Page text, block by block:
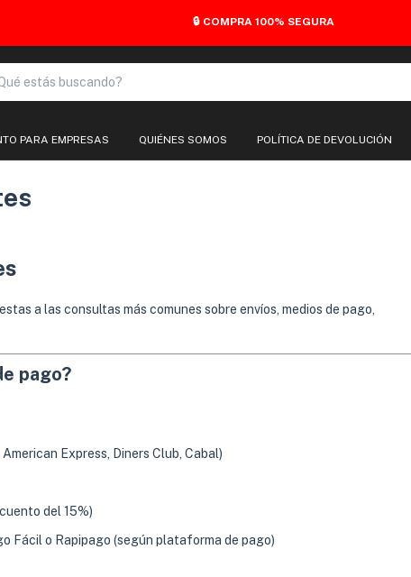
🔒 COMPRA 100% SEGURA
PARA EMPRESAS QUIÉNES SOMOS POLÍTICA DE DEVOLUCIÓN
a las consultas más comunes sobre envíos, medios de pago,
pago?
Express, Diners Club, Cabal)
del 15%)
Fácil o Rapipago (según plataforma de pago)